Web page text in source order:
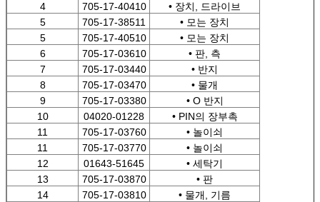
4
705-17-40410
• 장치, 드라이브
5
705-17-38511
• 모는 장치
5
705-17-40510
• 모는 장치
6
705-17-03610
• 판, 측
7
705-17-03440
• 반지
8
705-17-03470
• 물개
9
705-17-03380
• O 반지
10
04020-01228
• PIN의 장부촉
11
705-17-03760
• 놀이쇠
11
705-17-03770
• 놀이쇠
12
01643-51645
• 세탁기
13
705-17-03870
• 판
14
705-17-03810
• 물개, 기름